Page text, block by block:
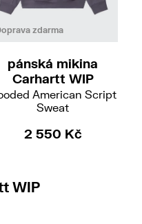
zdarma
MLXL
pánská mikina
Carhartt WIP
American Script
Sweat
2 550 Kč
WIP